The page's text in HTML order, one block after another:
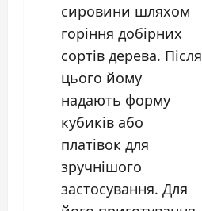
сировини шляхом
горіння добірних
сортів дерева. Після
цього йому
надають форму
кубиків або
платівок для
зручнішого
застосування. Для